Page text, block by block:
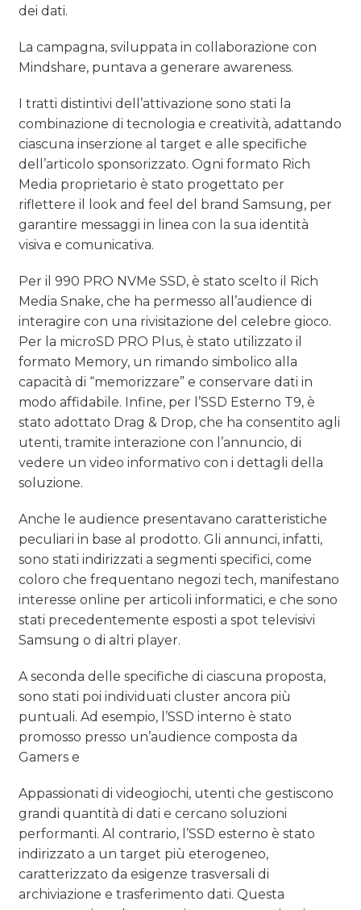
dei dati.
La campagna, sviluppata in collaborazione con
Mindshare, puntava a generare awareness.
I tratti distintivi dell’attivazione sono stati la
combinazione di tecnologia e creatività, adattando
ciascuna inserzione al target e alle specifiche
dell’articolo sponsorizzato. Ogni formato Rich
Media proprietario è stato progettato per
riflettere il look and feel del brand Samsung, per
garantire messaggi in linea con la sua identità
visiva e comunicativa.
Per il 990 PRO NVMe SSD, è stato scelto il Rich
Media Snake, che ha permesso all’audience di
interagire con una rivisitazione del celebre gioco.
Per la microSD PRO Plus, è stato utilizzato il
formato Memory, un rimando simbolico alla
capacità di “memorizzare” e conservare dati in
modo affidabile. Infine, per l’SSD Esterno T9, è
stato adottato Drag & Drop, che ha consentito agli
utenti, tramite interazione con l’annuncio, di
vedere un video informativo con i dettagli della
soluzione.
Anche le audience presentavano caratteristiche
peculiari in base al prodotto. Gli annunci, infatti,
sono stati indirizzati a segmenti specifici, come
coloro che frequentano negozi tech, manifestano
interesse online per articoli informatici, e che sono
stati precedentemente esposti a spot televisivi
Samsung o di altri player.
A seconda delle specifiche di ciascuna proposta,
sono stati poi individuati cluster ancora più
puntuali. Ad esempio, l’SSD interno è stato
promosso presso un’audience composta da
Gamers e
Appassionati di videogiochi, utenti che gestiscono
grandi quantità di dati e cercano soluzioni
performanti. Al contrario, l’SSD esterno è stato
indirizzato a un target più eterogeneo,
caratterizzato da esigenze trasversali di
archiviazione e trasferimento dati. Questa